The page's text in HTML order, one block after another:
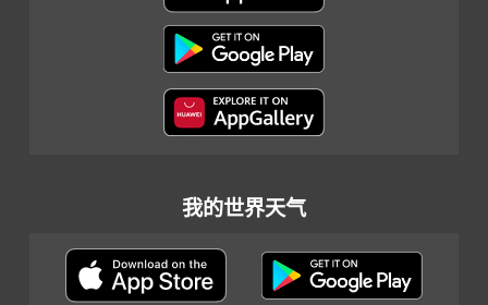
我的世界天气